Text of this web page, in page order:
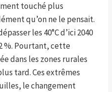
touché plus
qu’on ne le pensait.
les 40°C d’ici 2040
%. Pourtant, cette
dans les zones rurales
tard. Ces extrêmes
le changement